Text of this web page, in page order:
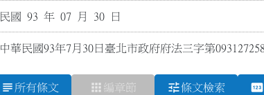
民國 93 年 07 月 30 日
中華民國93年7月30日臺北市政府府法三字第
subject 所有條文 apps 編章節 tune條文檢索 pin